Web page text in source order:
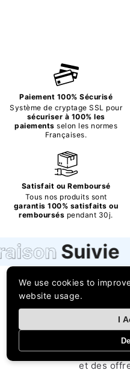
Paiement 100% Sécurisé
Système de cryptage SSL pour
sécuriser à 100% les
paiements selon les normes
Françaises.
Satisfait ou Remboursé
Tous nos produits sont
garantis 100% satisfaits ou
remboursés pendant 30j.
Suivie
Vous
nouveaux
Soyez le premier
et des
We use cookies to
website usage.
I